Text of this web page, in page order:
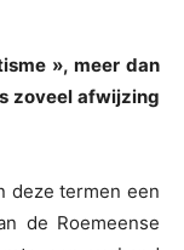
», meer dan
zoveel afwijzing
deze termen een
de Roemeense